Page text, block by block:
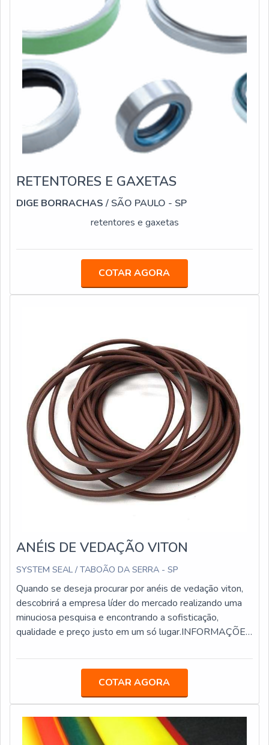
RETENTORES E GAXETAS
DIGE BORRACHAS / SÃO PAULO - SP
retentores e gaxetas
COTAR AGORA
ANÉIS DE VEDAÇÃO VITON
SYSTEM SEAL / TABOÃO DA SERRA - SP
Quando se deseja procurar por anéis de vedação viton,
descobrirá a empresa líder do mercado realizando uma
minuciosa pesquisa e encontrando a sofisticação,
qualidade e preço justo em um só lugar.INFORMAÇÕES
VITONSe alguém quer achar anéis de vedação viton em
uma empresa responsável, acha o site da System Seal.
A empresa trabalha com gaxeta borracha nitrílica e
vedações usinadas, garantindo o que há de melhor na
atualidade.Sem trocar o foco sobre anéis de vedação
viton, na essência da empresa, a mesma deve prezar
COTAR AGORA